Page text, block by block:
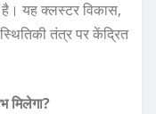
है। यह क्लस्टर विकास,
तंत्र पर केंद्रित
मिलेगा?